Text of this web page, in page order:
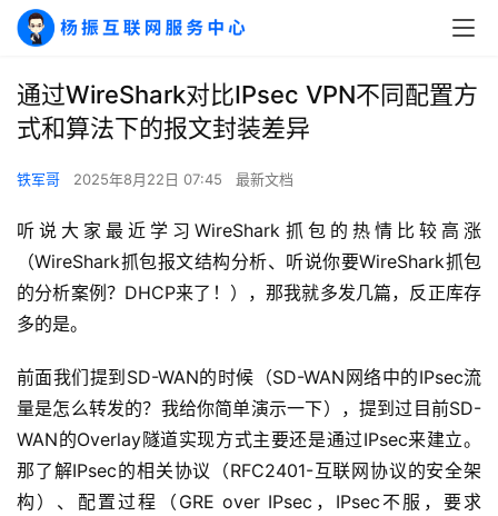
通过WireShark对比IPsec VPN不同配置方
式和算法下的报文封装差异
铁军哥 2025年8月22日 07:45 最新文档
听说大家最近学习WireShark抓包的热情比较高涨
（WireShark抓包报文结构分析、听说你要WireShark抓包
的分析案例？DHCP来了！），那我就多发几篇，反正库存
多的是。
前面我们提到SD-WAN的时候（SD-WAN网络中的IPsec流
量是怎么转发的？我给你简单演示一下），提到过目前SD-
WAN的Overlay隧道实现方式主要还是通过IPsec来建立。
那了解IPsec的相关协议（RFC2401-互联网协议的安全架
构）、配置过程（GRE over IPsec，IPsec不服，要求